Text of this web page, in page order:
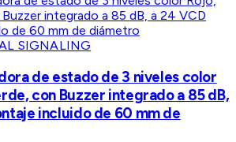
SIGNALING
de estado de 3 niveles color
con Buzzer integrado a 85 dB,
incluido de 60 mm de